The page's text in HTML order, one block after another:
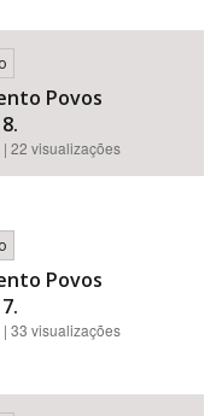
Povos
| 22 visualizações
Povos
| 33 visualizações